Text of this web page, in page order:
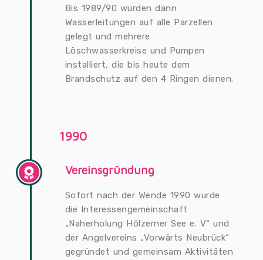
Bis 1989/90 wurden dann
Wasserleitungen auf alle Parzellen
gelegt und mehrere
Löschwasserkreise und Pumpen
installiert, die bis heute dem
Brandschutz auf den 4 Ringen dienen.
1990
Vereinsgründung
Sofort nach der Wende 1990 wurde
die Interessengemeinschaft
„Naherholung Hölzerner See e. V“ und
der Angelvereins „Vorwärts Neubrück“
gegründet und gemeinsam Aktivitäten